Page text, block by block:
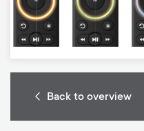
Back to overview